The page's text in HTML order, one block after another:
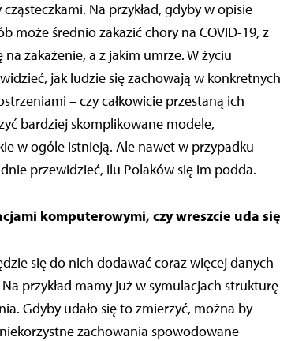
Na przykład, gdyby w opisie
może średnio zakazić chory na COVID-19, z
zakażenie, a z jakim umrze. W życiu
jak ludzie się zachowają w konkretnych
– czy całkowicie przestaną ich
bardziej skomplikowane modele,
w ogóle istnieją. Ale nawet w przypadku
przewidzieć, ilu Polaków się im podda.
komputerowymi, czy wreszcie uda się
się do nich dodawać coraz więcej danych
przykład mamy już w symulacjach strukturę
Gdyby udało się to zmierzyć, można by
zachowania spowodowane